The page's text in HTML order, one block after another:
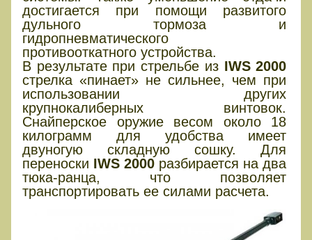
достигается при помощи развитого
дульного тормоза и
гидропневматического
противооткатного устройства.
В результате при стрельбе из IWS 2000
стрелка «пинает» не сильнее, чем при
использовании других
крупнокалиберных винтовок.
Снайперское оружие весом около 18
килограмм для удобства имеет
двуногую складную сошку. Для
переноски IWS 2000 разбирается на два
тюка-ранца, что позволяет
транспортировать ее силами расчета.